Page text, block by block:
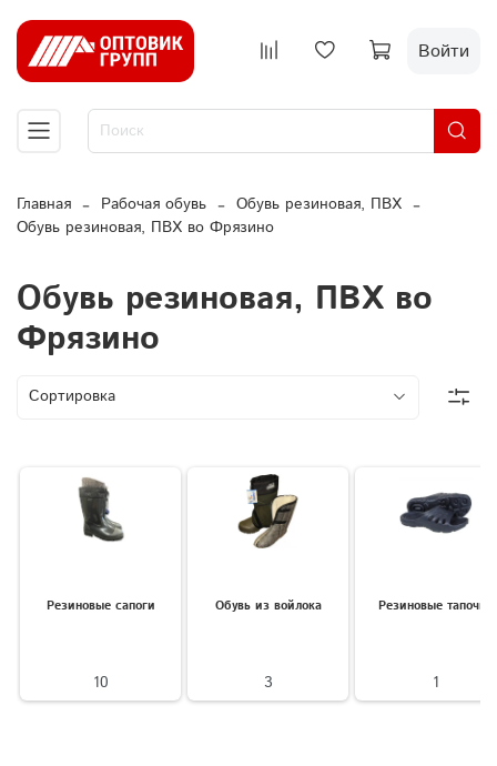
Войти
Главная Рабочая обувь
Обувь резиновая, ПВХ
Обувь резиновая, ПВХ во Фрязино
Обувь резиновая, ПВХ во
Фрязино
Резиновые сапоги
10
Обувь из войлока
3
Резиновые тапочки
1